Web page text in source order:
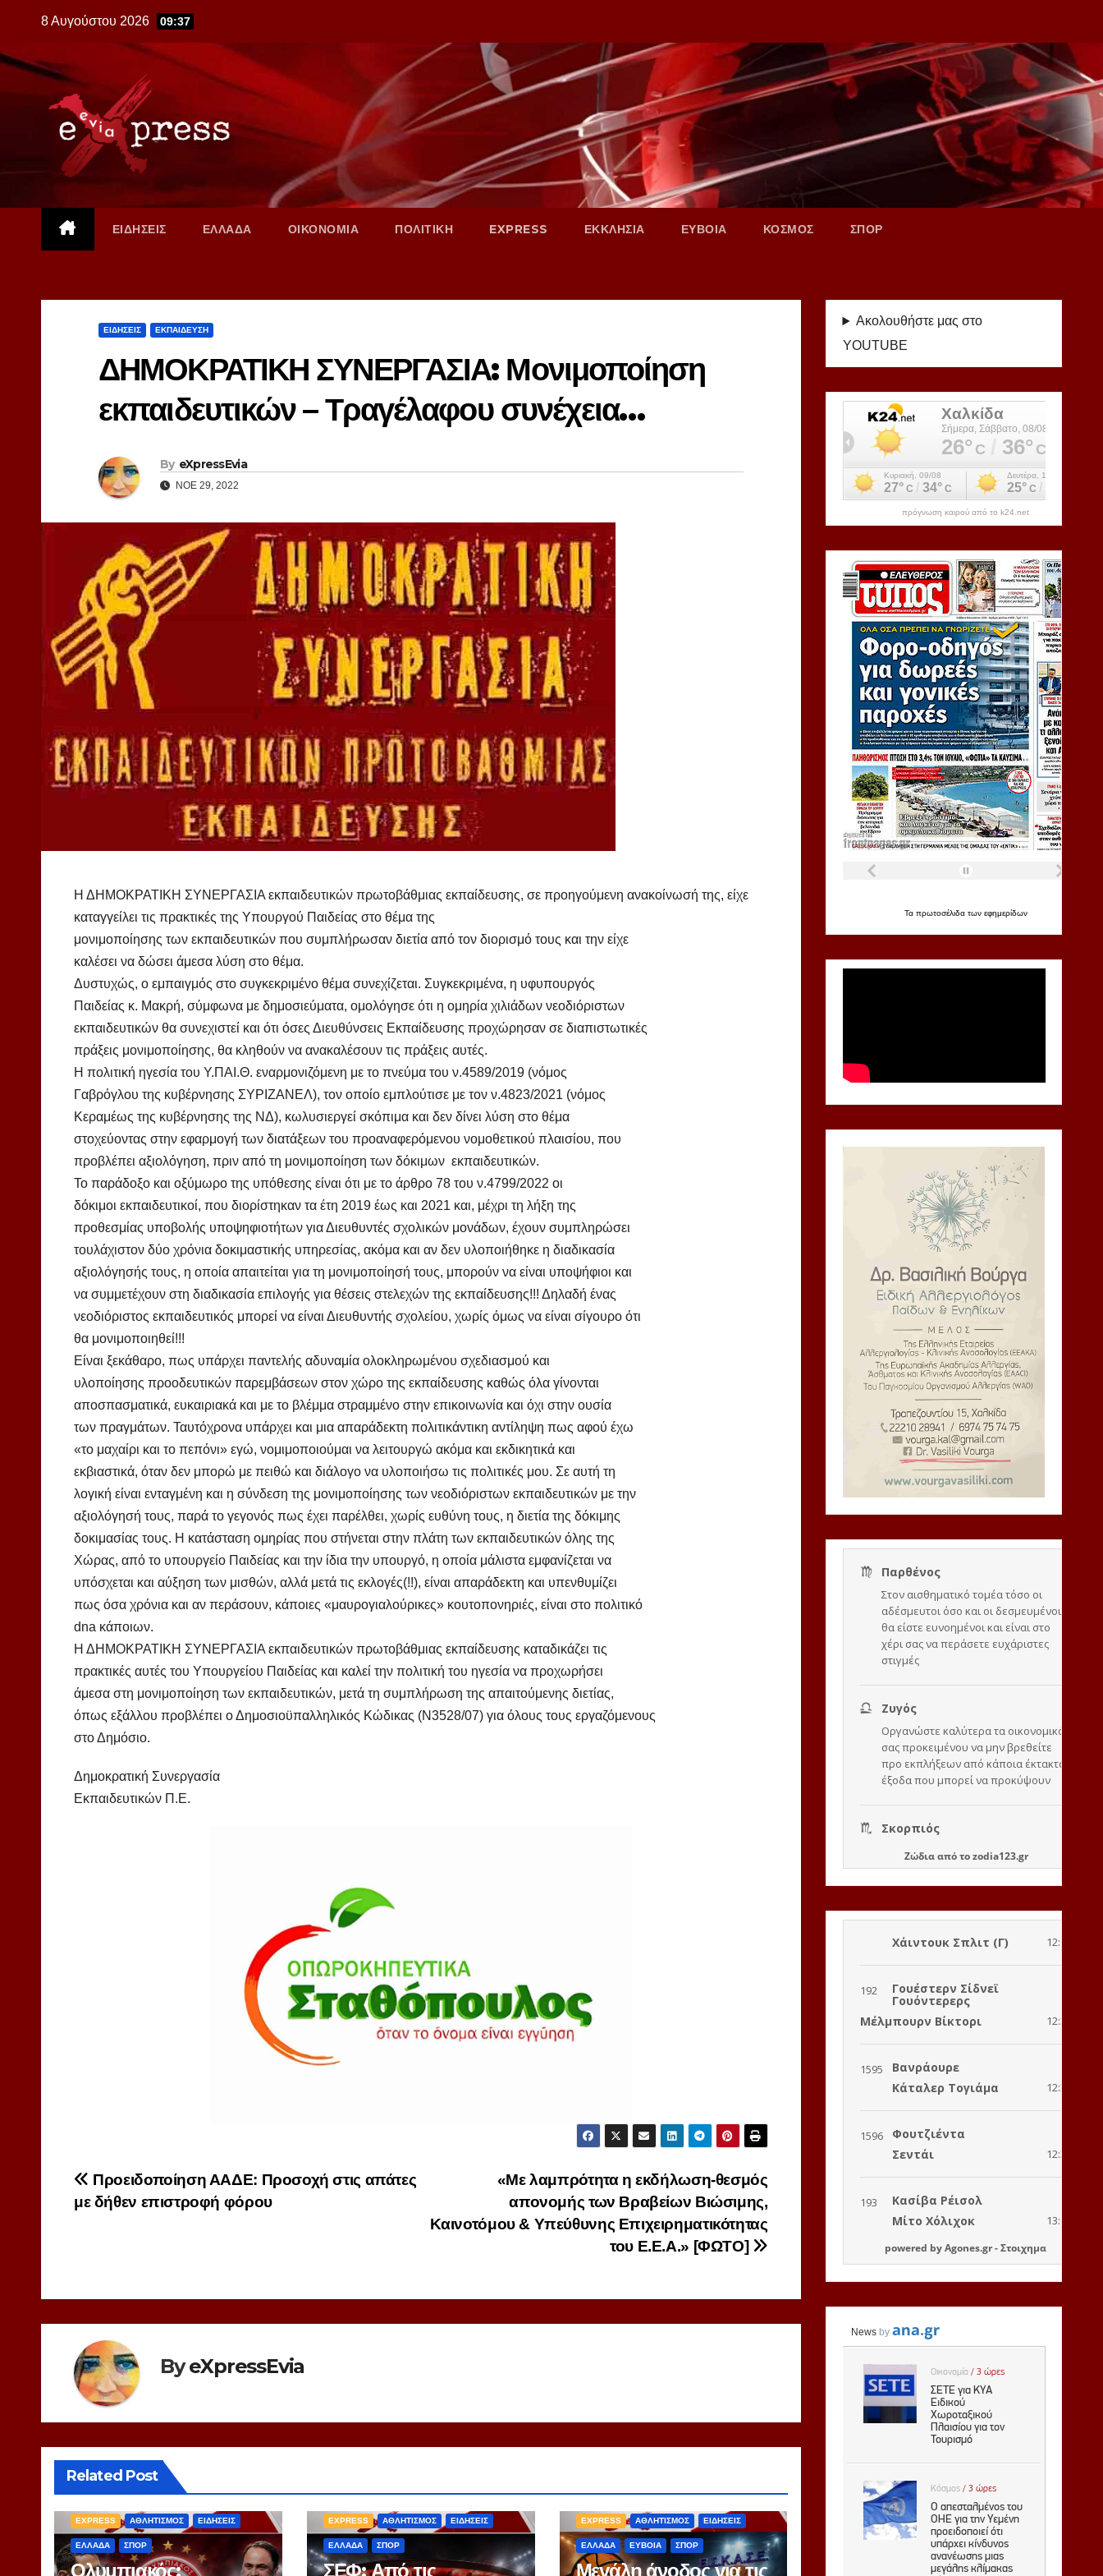
content
8 Αυγούστου 2026 09:37
ΕΙΔΗΣΕΙΣ ΕΛΛΑΔΑ ΟΙΚΟΝΟΜΙΑ ΠΟΛΙΤΙΚΗ EXPRESS ΕΚΚΛΗΣΙΑ ΕΥΒΟΙΑ ΚΟΣΜΟΣ ΣΠΟΡ
ΕΙΔΗΣΕΙΣ ΕΚΠΑΙΔΕΥΣΗ
ΔΗΜΟΚΡΑΤΙΚΗ ΣΥΝΕΡΓΑΣΙΑ: Μονιμοποίηση
εκπαιδευτικών – Τραγέλαφου συνέχεια…
By eXpressEvia
ΝΟΈ 29, 2022
Η ΔΗΜΟΚΡΑΤΙΚΗ ΣΥΝΕΡΓΑΣΙΑ εκπαιδευτικών πρωτοβάθμιας εκπαίδευσης, σε προηγούμενη ανακοίνωσή της, είχε
καταγγείλει τις πρακτικές της Υπουργού Παιδείας στο θέμα της
μονιμοποίησης των εκπαιδευτικών που συμπλήρωσαν διετία από τον διορισμό τους και την είχε
καλέσει να δώσει άμεσα λύση στο θέμα.
Δυστυχώς, ο εμπαιγμός στο συγκεκριμένο θέμα συνεχίζεται. Συγκεκριμένα, η υφυπουργός
Παιδείας κ. Μακρή, σύμφωνα με δημοσιεύματα, ομολόγησε ότι η ομηρία χιλιάδων νεοδιόριστων
εκπαιδευτικών θα συνεχιστεί και ότι όσες Διευθύνσεις Εκπαίδευσης προχώρησαν σε διαπιστωτικές
πράξεις μονιμοποίησης, θα κληθούν να ανακαλέσουν τις πράξεις αυτές.
Η πολιτική ηγεσία του Υ.ΠΑΙ.Θ. εναρμονιζόμενη με το πνεύμα του ν.4589/2019 (νόμος
Γαβρόγλου της κυβέρνησης ΣΥΡΙΖΑΝΕΛ), τον οποίο εμπλούτισε με τον ν.4823/2021 (νόμος
Κεραμέως της κυβέρνησης της ΝΔ), κωλυσιεργεί σκόπιμα και δεν δίνει λύση στο θέμα
στοχεύοντας στην εφαρμογή των διατάξεων του προαναφερόμενου νομοθετικού πλαισίου, που
προβλέπει αξιολόγηση, πριν από τη μονιμοποίηση των δόκιμων εκπαιδευτικών.
Το παράδοξο και οξύμωρο της υπόθεσης είναι ότι με το άρθρο 78 του ν.4799/2022 οι
δόκιμοι εκπαιδευτικοί, που διορίστηκαν τα έτη 2019 έως και 2021 και, μέχρι τη λήξη της
προθεσμίας υποβολής υποψηφιοτήτων για Διευθυντές σχολικών μονάδων, έχουν συμπληρώσει
τουλάχιστον δύο χρόνια δοκιμαστικής υπηρεσίας, ακόμα και αν δεν υλοποιήθηκε η διαδικασία
αξιολόγησής τους, η οποία απαιτείται για τη μονιμοποίησή τους, μπορούν να είναι υποψήφιοι και
να συμμετέχουν στη διαδικασία επιλογής για θέσεις στελεχών της εκπαίδευσης!!! Δηλαδή ένας
νεοδιόριστος εκπαιδευτικός μπορεί να είναι Διευθυντής σχολείου, χωρίς όμως να είναι σίγουρο ότι
θα μονιμοποιηθεί!!!
Είναι ξεκάθαρο, πως υπάρχει παντελής αδυναμία ολοκληρωμένου σχεδιασμού και
υλοποίησης προοδευτικών παρεμβάσεων στον χώρο της εκπαίδευσης καθώς όλα γίνονται
αποσπασματικά, ευκαιριακά και με το βλέμμα στραμμένο στην επικοινωνία και όχι στην ουσία
των πραγμάτων. Ταυτόχρονα υπάρχει και μια απαράδεκτη πολιτικάντικη αντίληψη πως αφού έχω
«το μαχαίρι και το πεπόνι» εγώ, νομιμοποιούμαι να λειτουργώ ακόμα και εκδικητικά και
εκβιαστικά, όταν δεν μπορώ με πειθώ και διάλογο να υλοποιήσω τις πολιτικές μου. Σε αυτή τη
λογική είναι ενταγμένη και η σύνδεση της μονιμοποίησης των νεοδιόριστων εκπαιδευτικών με την
αξιολόγησή τους, παρά το γεγονός πως έχει παρέλθει, χωρίς ευθύνη τους, η διετία της δόκιμης
δοκιμασίας τους. Η κατάσταση ομηρίας που στήνεται στην πλάτη των εκπαιδευτικών όλης της
Χώρας, από το υπουργείο Παιδείας και την ίδια την υπουργό, η οποία μάλιστα εμφανίζεται να
υπόσχεται και αύξηση των μισθών, αλλά μετά τις εκλογές(!!), είναι απαράδεκτη και υπενθυμίζει
πως όσα χρόνια και αν περάσουν, κάποιες «μαυρογιαλούρικες» κουτοπονηριές, είναι στο πολιτικό
dna κάποιων.
Η ΔΗΜΟΚΡΑΤΙΚΗ ΣΥΝΕΡΓΑΣΙΑ εκπαιδευτικών πρωτοβάθμιας εκπαίδευσης καταδικάζει τις
πρακτικές αυτές του Υπουργείου Παιδείας και καλεί την πολιτική του ηγεσία να προχωρήσει
άμεσα στη μονιμοποίηση των εκπαιδευτικών, μετά τη συμπλήρωση της απαιτούμενης διετίας,
όπως εξάλλου προβλέπει ο Δημοσιοϋπαλληλικός Κώδικας (Ν3528/07) για όλους τους εργαζόμενους
στο Δημόσιο.
Δημοκρατική Συνεργασία
Εκπαιδευτικών Π.Ε.
Πλοήγηση
άρθρων
«Με λαμπρότητα η εκδήλωση-θεσμός
απονομής των Βραβείων Βιώσιμης,
Καινοτόμου & Υπεύθυνης Επιχειρηματικότητας
του Ε.Ε.Α.» [ΦΩΤΟ]
Προειδοποίηση ΑΑΔΕ: Προσοχή στις απάτες
με δήθεν επιστροφή φόρου
ByeXpressEvia
Related Post
EXPRESS ΑΘΛΗΤΙΣΜΟΣ ΕΙΔΗΣΕΙΣ
ΕΛΛΑΔΑ ΣΠΟΡ
Ολυμπιακός:
EXPRESS ΑΘΛΗΤΙΣΜΟΣ ΕΙΔΗΣΕΙΣ
ΕΛΛΑΔΑ ΣΠΟΡ
ΣΕΦ: Από τις
EXPRESS ΑΘΛΗΤΙΣΜΟΣ ΕΙΔΗΣΕΙΣ
ΕΛΛΑΔΑ ΕΥΒΟΙΑ ΣΠΟΡ
Μεγάλη άνοδος για τις
Ακολουθήστε μας στο
YOUTUBE
πρόγνωση καιρού από το k24.net
Τα πρωτοσέλιδα των εφημερίδων
Ζώδιααπό τοzodia123.gr
powered byAgones.gr-Στοιχημα